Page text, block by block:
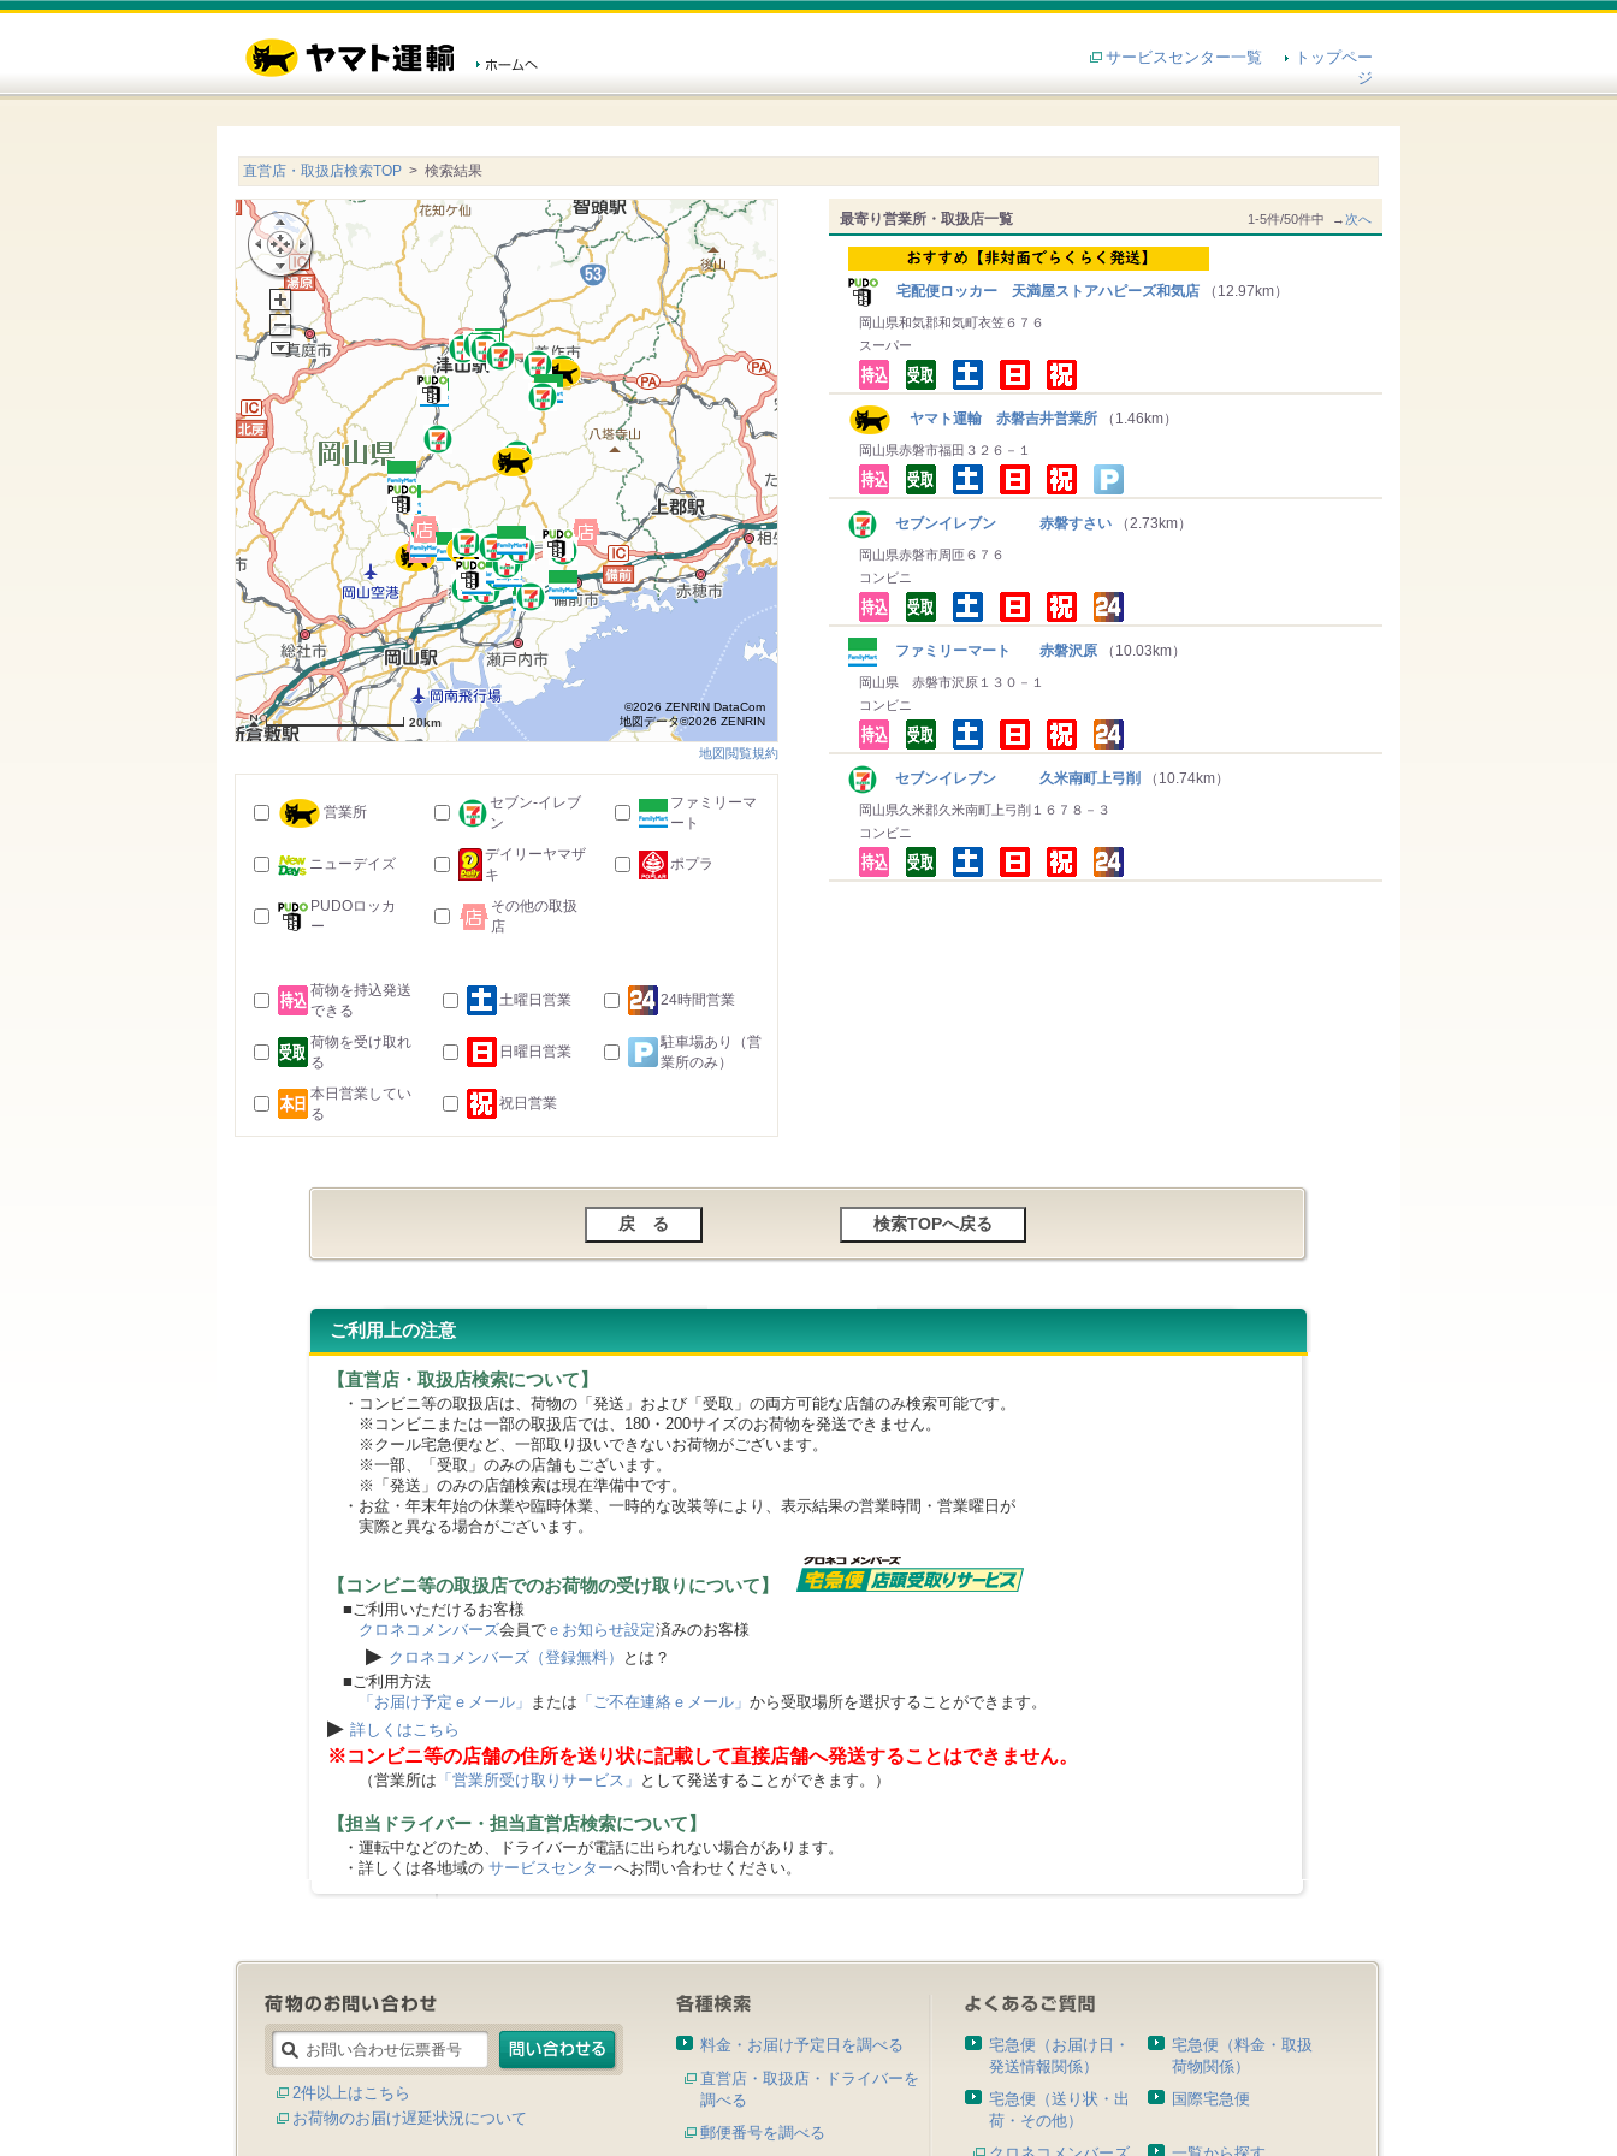
サービスセンター一覧
トップペー
ジ
直営店・取扱店検索TOP > 検索結果
最寄り営業所・取扱店一覧 1-5件/50件中 →次へ
宅配便ロッカー 天満屋ストアハピーズ和気店 （12.97km）
岡山県和気郡和気町衣笠６７６
スーパー
ヤマト運輸 赤磐吉井営業所 （1.46km）
岡山県赤磐市福田３２６－１
セブンイレブン 赤磐すさい （2.73km）
岡山県赤磐市周匝６７６
コンビニ
ファミリーマート 赤磐沢原 （10.03km）
岡山県 赤磐市沢原１３０－１
コンビニ
セブンイレブン 久米南町上弓削 （10.74km）
岡山県久米郡久米南町上弓削１６７８－３
コンビニ
20km
©2026 ZENRIN DataCom
地図データ©2026 ZENRIN
地図閲覧規約
営業所
セブン-イレブ
ン
ファミリーマ
ート
ニューデイズ
デイリーヤマザ
キ
ポプラ
PUDOロッカ
ー
その他の取扱
店
荷物を持込発送
できる
土曜日営業 24時間営業
荷物を受け取れ
る
日曜日営業
駐車場あり（営
業所のみ）
本日営業してい
る
祝日営業
ご利用上の注意
【直営店・取扱店検索について】
・コンビニ等の取扱店は、荷物の「発送」および「受取」の両方可能な店舗のみ検索可能です。
※コンビニまたは一部の取扱店では、180・200サイズのお荷物を発送できません。
※クール宅急便など、一部取り扱いできないお荷物がございます。
※一部、「受取」のみの店舗もございます。
※「発送」のみの店舗検索は現在準備中です。
・お盆・年末年始の休業や臨時休業、一時的な改装等により、表示結果の営業時間・営業曜日が
実際と異なる場合がございます。
【コンビニ等の取扱店でのお荷物の受け取りについて】
■ご利用いただけるお客様
クロネコメンバーズ会員で ｅお知らせ設定済みのお客様
▶ クロネコメンバーズ（登録無料）
とは？
■ご利用方法
「お届け予定ｅメール」 または 「ご不在連絡ｅメール」 から受取場所を選択することができます。
▶ 詳しくはこちら
※コンビニ等の店舗の住所を送り状に記載して直接店舗へ発送することはできません。
（営業所は 「営業所受け取りサービス」 として発送することができます。）
【担当ドライバー・担当直営店検索について】
・運転中などのため、ドライバーが電話に出られない場合があります。
・詳しくは各地域の サービスセンターへお問い合わせください。
2件以上はこちら
お荷物のお届け遅延状況について
料金・お届け予定日を調べる
直営店・取扱店・ドライバーを
調べる
郵便番号を調べる
宅急便（お届け日・
発送情報関係）
宅急便（料金・取扱
荷物関係）
宅急便（送り状・出
荷・その他）
国際宅急便